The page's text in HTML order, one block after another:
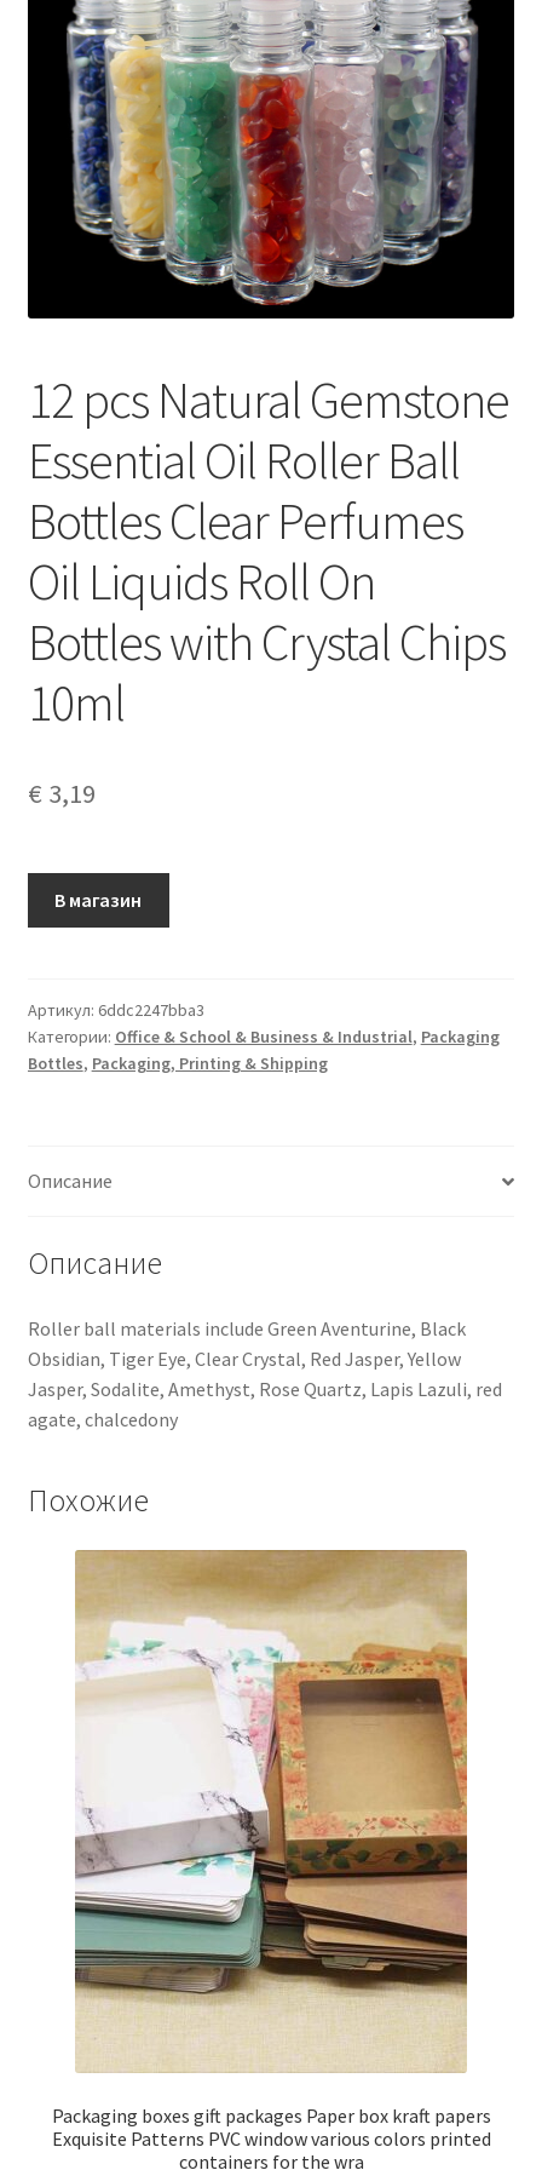
меню
Публикации
12 pcs Natural Gemstone
Essential Oil Roller Ball
Bottles Clear Perfumes
Oil Liquids Roll On
Bottles with Crystal Chips
10ml
€ 3,19
В магазин
Артикул: 6ddc2247bba3
Категории: Office & School & Business & Industrial, Packaging
Bottles, Packaging, Printing & Shipping
Описание
Описание
Roller ball materials include Green Aventurine, Black
Obsidian, Tiger Eye, Clear Crystal, Red Jasper, Yellow
Jasper, Sodalite, Amethyst, Rose Quartz, Lapis Lazuli, red
agate, chalcedony
Похожие
Packaging boxes gift packages Paper box kraft papers
Exquisite Patterns PVC window various colors printed
containers for the wra